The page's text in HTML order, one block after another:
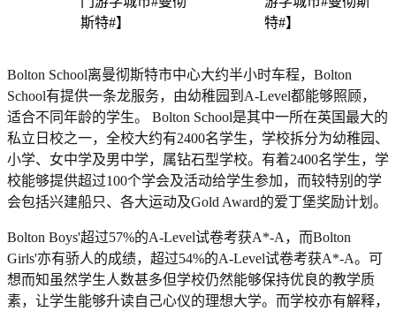
Bolton School离曼彻斯特市中心大约半小时车程，Bolton
School有提供一条龙服务，由幼稚园到A-Level都能够照顾，
适合不同年龄的学生。 Bolton School是其中一所在英国最大的
私立日校之一，全校大约有2400名学生，学校拆分为幼稚园、
小学、女中学及男中学，属钻石型学校。有着2400名学生，学
校能够提供超过100个学会及活动给学生参加，而较特别的学
会包括兴建船只、各大运动及Gold Award的爱丁堡奖励计划。
Bolton Boys'超过57%的A-Level试卷考获A*-A，而Bolton
Girls'亦有骄人的成绩，超过54%的A-Level试卷考获A*-A。可
想而知虽然学生人数甚多但学校仍然能够保持优良的教学质
素，让学生能够升读自己心仪的理想大学。而学校亦有解释，